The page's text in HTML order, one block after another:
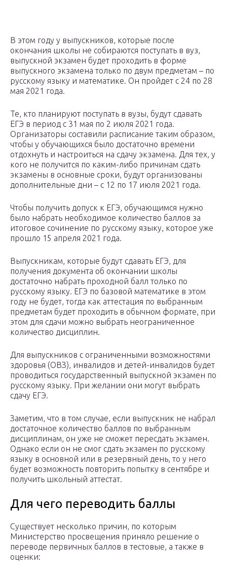
В этом году у выпускников, которые после
окончания школы не собираются поступать в вуз,
выпускной экзамен будет проходить в форме
выпускного экзамена только по двум предметам – по
русскому языку и математике. Он пройдет с 24 по 28
мая 2021 года.
Те, кто планируют поступать в вузы, будут сдавать
ЕГЭ в период с 31 мая по 2 июля 2021 года.
Организаторы составили расписание таким образом,
чтобы у обучающихся было достаточно времени
отдохнуть и настроиться на сдачу экзамена. Для тех, у
кого не получится по каким-либо причинам сдать
экзамены в основные сроки, будут организованы
дополнительные дни – с 12 по 17 июля 2021 года.
Чтобы получить допуск к ЕГЭ, обучающимся нужно
было набрать необходимое количество баллов за
итоговое сочинение по русскому языку, которое уже
прошло 15 апреля 2021 года.
Выпускникам, которые будут сдавать ЕГЭ, для
получения документа об окончании школы
достаточно набрать проходной балл только по
русскому языку. ЕГЭ по базовой математике в этом
году не будет, тогда как аттестация по выбранным
предметам будет проходить в обычном формате, при
этом для сдачи можно выбрать неограниченное
количество дисциплин.
Для выпускников с ограниченными возможностями
здоровья (ОВЗ), инвалидов и детей-инвалидов будет
проводиться государственный выпускной экзамен по
русскому языку. При желании они могут выбрать
сдачу ЕГЭ.
Заметим, что в том случае, если выпускник не набрал
достаточное количество баллов по выбранным
дисциплинам, он уже не сможет пересдать экзамен.
Однако если он не смог сдать экзамен по русскому
языку в основной или в резервный день, то у него
будет возможность повторить попытку в сентябре и
получить школьный аттестат.
Для чего переводить баллы
Существует несколько причин, по которым
Министерство просвещения приняло решение о
переводе первичных баллов в тестовые, а также в
оценки: